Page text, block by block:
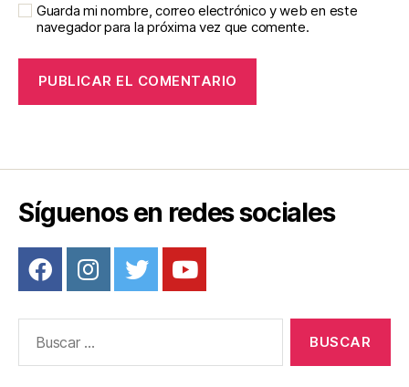
Guarda mi nombre, correo electrónico y web en este
navegador para la próxima vez que comente.
Síguenos en redes sociales